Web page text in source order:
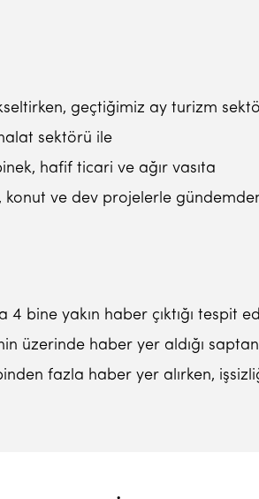
geçtiğimiz ay turizm
sektörü ile
hafif ticari ve ağır vasıta
konut ve dev projelerle
bine yakın haber çıktığı tespit
üzerinde haber yer aldığı
fazla haber yer alırken,